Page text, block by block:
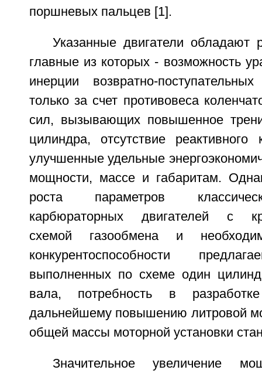
поршневых пальцев [1].
Указанные двигатели обладают
главные из которых - возможность
инерции возвратно-
только за счет противовеса
сил, вызывающих повышенное
цилиндра, отсутствие реактивного
улучшенные удельные
мощности, массе и габаритам.
роста параметров
карбюраторных двигателей с
схемой газообмена и
конкурентоспособности
выполненных по схеме один
вала, потребность в
дальнейшему повышению литровой
общей массы моторной установки
Значительное увеличение